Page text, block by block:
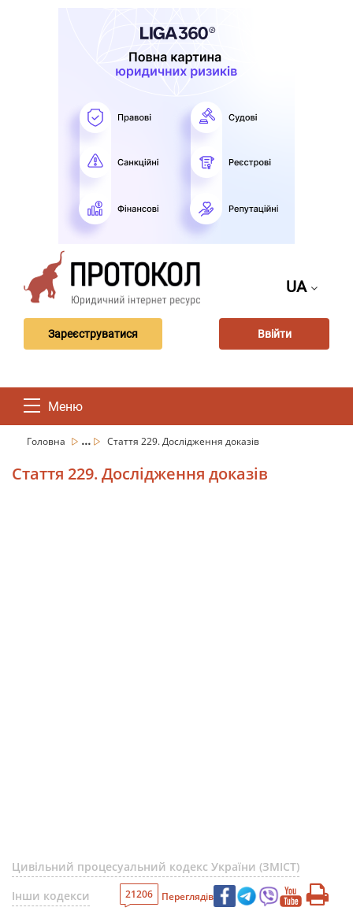
UA
Зареєструватися Ввійти
Меню
Головна ... Стаття 229. Дослідження доказів
Стаття 229. Дослідження доказів
Цивільний процесуальний кодекс України (ЗМІСТ)
Інши кодекси
21206 Переглядів